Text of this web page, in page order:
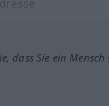
dass Sie ein